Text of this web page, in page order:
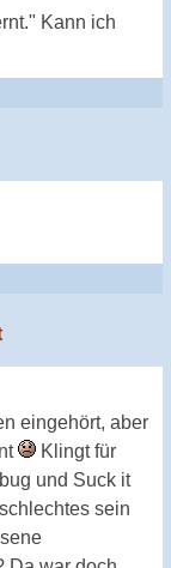
Kann ich
eingehört, aber
Klingt für
und Suck it
sein